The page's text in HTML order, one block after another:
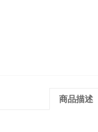
商品描述